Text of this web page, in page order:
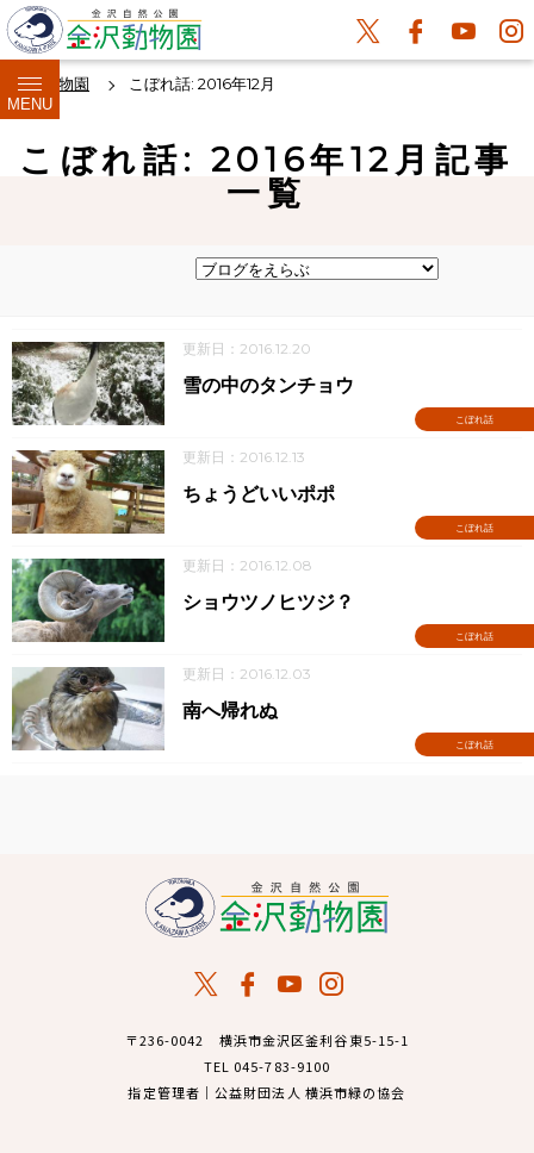
MENU
金沢動物園 こぼれ話: 2016年12月
こぼれ話: 2016年12月記事
一覧
更新日：2016.12.20
こぼれ話
雪の中のタンチョウ
更新日：2016.12.13
こぼれ話
ちょうどいいポポ
更新日：2016.12.08
こぼれ話
ショウツノヒツジ？
更新日：2016.12.03
こぼれ話
南へ帰れぬ
〒236-0042 横浜市金沢区釜利谷東5-15-1
TEL 045-783-9100
指定管理者｜公益財団法人 横浜市緑の協会